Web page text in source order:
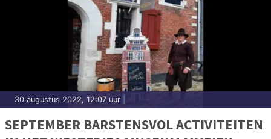
30 augustus 2022, 12:07 uur
SEPTEMBER BARSTENSVOL ACTIVITEITEN